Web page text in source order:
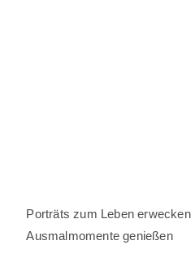
Porträts zum Leben erwecken
Ausmalmomente genießen